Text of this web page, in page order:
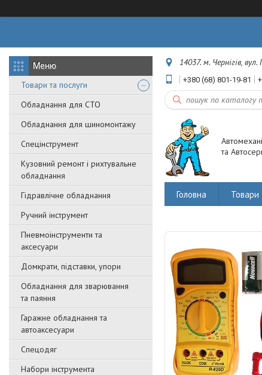
Товари та послуги
Обладнання для СТО
Обладнання для шиномонтажу
Спецінструмент
Кузовний ремонт і рихтувальне
обладнання
Гідравлічне обладнання
Ручний інструмент
Пневмоінструменти та
аксесуари
Домкрати, підставки, упори
Обладнання для зварювання
та паяння
Гаражне обладнання та
автоаксесуари
Спецодяг
Набори інструмента
14037. м. Чернігів,
+380 (68) 801-19-81
та
Головна Товари